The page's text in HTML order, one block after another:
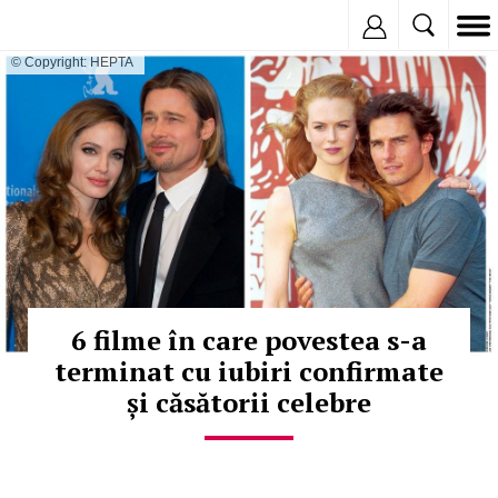
© Copyright: HEPTA
6 filme în care povestea s-a
terminat cu iubiri confirmate
și căsătorii celebre